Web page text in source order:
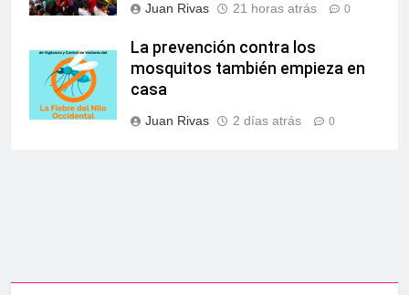
Juan Rivas 21 horas atrás 0
La prevención contra los
mosquitos también empieza en
casa
Juan Rivas 2 días atrás 0